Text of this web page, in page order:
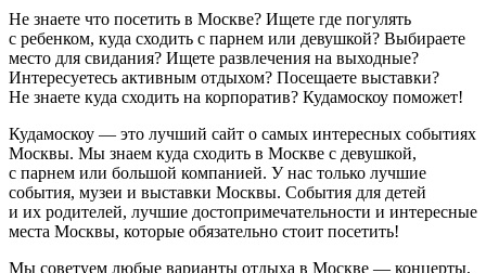
Не знаете что посетить в Москве? Ищете где погулять
с ребенком, куда сходить с парнем или девушкой? Выбираете
место для свидания? Ищете развлечения на выходные?
Интересуетесь активным отдыхом? Посещаете выставки?
Не знаете куда сходить на корпоратив? Кудамоскоу поможет!
Кудамоскоу — это лучший сайт о самых интересных событиях
Москвы. Мы знаем куда сходить в Москве с девушкой,
с парнем или большой компанией. У нас только лучшие
события, музеи и выставки Москвы. События для детей
и их родителей, лучшие достопримечательности и интересные
места Москвы, которые обязательно стоит посетить!
Мы советуем любые варианты отдыха в Москве — концерты,